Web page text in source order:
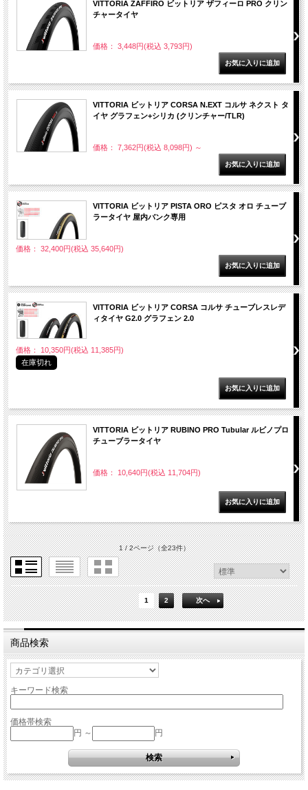
VITTORIA ZAFFIRO ビットリア ザフィーロ PRO クリン
チャータイヤ
価格： 3,448円(税込 3,793円)
VITTORIA ビットリア CORSA N.EXT コルサ ネクスト タ
イヤ グラフェン+シリカ (クリンチャー/TLR)
価格： 7,362円(税込 8,098円) ～
VITTORIA ビットリア PISTA ORO ピスタ オロ チューブ
ラータイヤ 屋内バンク専用
価格： 32,400円(税込 35,640円)
VITTORIA ビットリア CORSA コルサ チューブレスレデ
ィタイヤ G2.0 グラフェン 2.0
価格： 10,350円(税込 11,385円)
在庫切れ
VITTORIA ビットリア RUBINO PRO Tubular ルビノプロ
チューブラータイヤ
価格： 10,640円(税込 11,704円)
1 / 2ページ（全23件）
1 2 次へ
商品検索
キーワード検索
価格帯検索
円 ～
円